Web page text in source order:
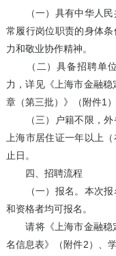
（一）具有中华人民
常履行岗位职责的身体
力和敬业协作精神。
（二）具备招聘单位
力，详见《上海市金融
章（第三批）》（附件1）
（三）户籍不限，外
上海市居住证一年以上
止日。
四、招聘流程
（一）报名。本次报
和资格者均可报名。
请将《上海市金融稳
名信息表》（附件2）、